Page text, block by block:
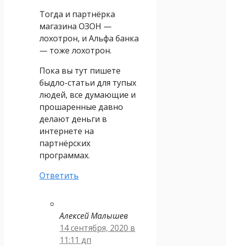
Тогда и партнёрка
магазина ОЗОН —
лохотрон, и Альфа банка
— тоже лохотрон.
Пока вы тут пишете
быдло-статьи для тупых
людей, все думающие и
прошаренные давно
делают деньги в
интернете на
партнёрских
программах.
Ответить
Алексей Малышев
14 сентября, 2020 в
11:11 дп